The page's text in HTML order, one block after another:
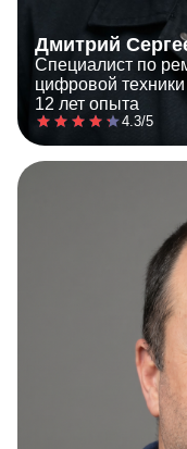
Дмитрий
Специалист по
цифровой
12 лет опыта
4.3/5